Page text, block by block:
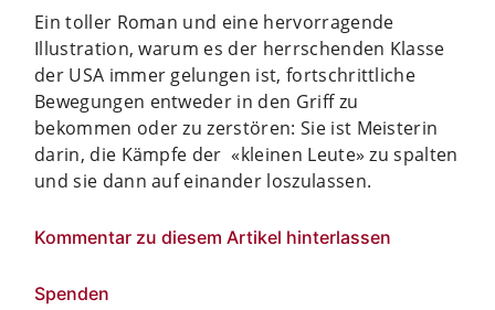
Ein toller Roman und eine hervorragende
Illustration, warum es der herrschenden Klasse
der USA immer gelungen ist, fortschrittliche
Bewegungen entweder in den Griff zu
bekommen oder zu zerstören: Sie ist Meisterin
darin, die Kämpfe der «kleinen Leute» zu spalten
und sie dann auf einander loszulassen.
Kommentar zu diesem Artikel hinterlassen
Spenden